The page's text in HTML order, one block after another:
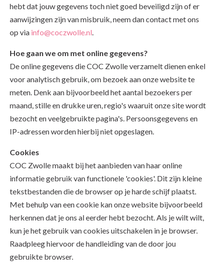
hebt dat jouw gegevens toch niet goed beveiligd zijn of er
aanwijzingen zijn van misbruik, neem dan contact met ons
op via info@coczwolle.nl.
Hoe gaan we om met online gegevens?
De online gegevens die COC Zwolle verzamelt dienen enkel
voor analytisch gebruik, om bezoek aan onze website te
meten. Denk aan bijvoorbeeld het aantal bezoekers per
maand, stille en drukke uren, regio's waaruit onze site wordt
bezocht en veelgebruikte pagina's. Persoonsgegevens en
IP-adressen worden hierbij niet opgeslagen.
Cookies
COC Zwolle maakt bij het aanbieden van haar online
informatie gebruik van functionele 'cookies'. Dit zijn kleine
tekstbestanden die de browser op je harde schijf plaatst.
Met behulp van een cookie kan onze website bijvoorbeeld
herkennen dat je ons al eerder hebt bezocht. Als je wilt wilt,
kun je het gebruik van cookies uitschakelen in je browser.
Raadpleeg hiervoor de handleiding van de door jou
gebruikte browser.